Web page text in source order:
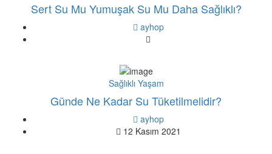
Sert Su Mu Yumuşak Su Mu Daha Sağlıklı?
ayhop
Sağlıklı Yaşam
Günde Ne Kadar Su Tüketilmelidir?
ayhop
12 Kasım 2021